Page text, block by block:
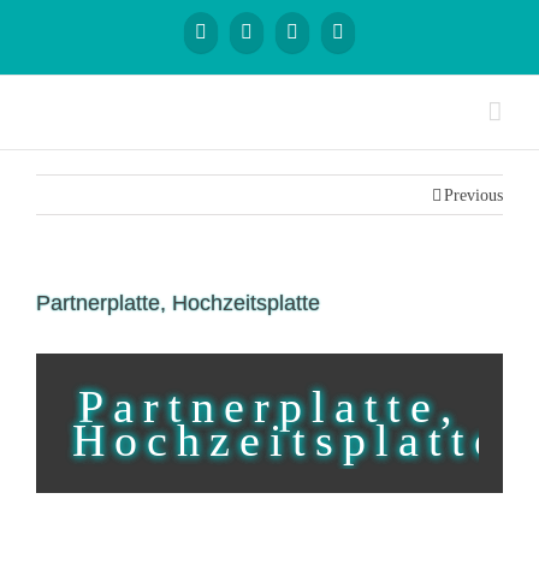
Previous
Partnerplatte, Hochzeitsplatte
Partnerplatte,
Hochzeitsplatte